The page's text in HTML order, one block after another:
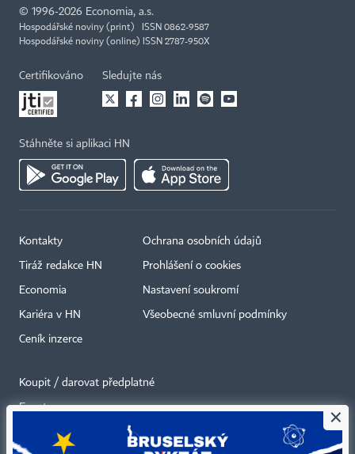
© 1996-2026 Economia, a.s.
Hospodářské noviny (print) ISSN 0862-9587
Hospodářské noviny (online) ISSN 2787-950X
Certifikováno Sledujte nás
Stáhněte si aplikaci HN
Kontakty
Tiráž redakce HN
Economia
Kariéra v HN
Ceník inzerce
Ochrana osobních údajů
Prohlášení o cookies
Nastavení soukromí
Všeobecné smluvní podmínky
Koupit / darovat předplatné
Eventy
Newslettery
×